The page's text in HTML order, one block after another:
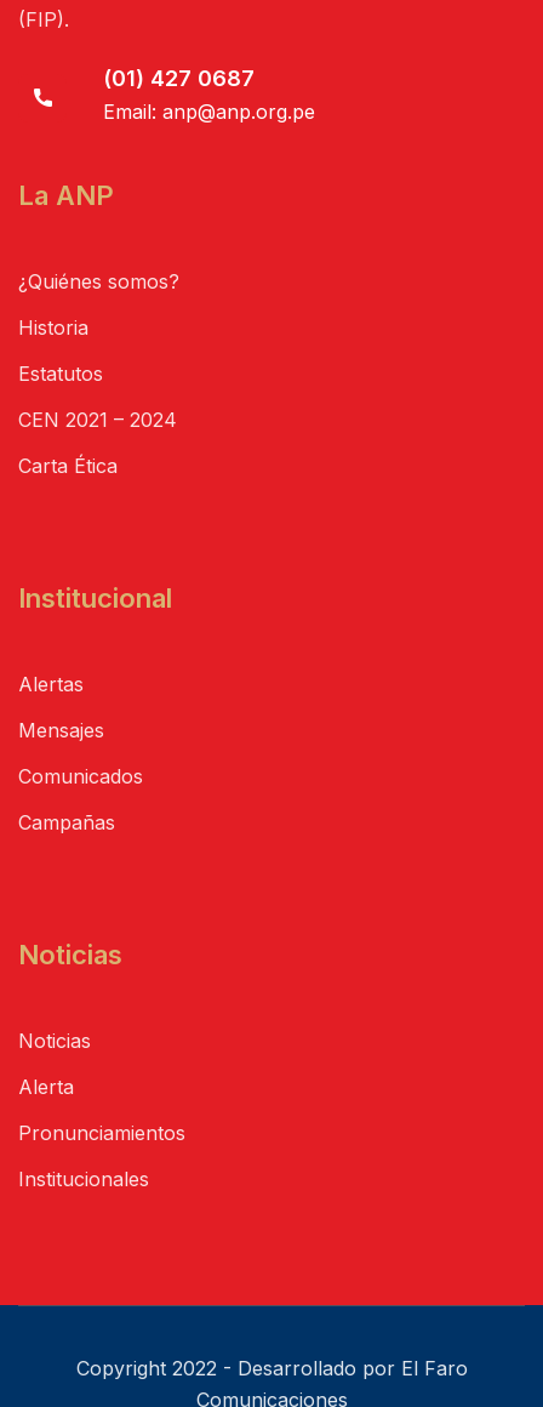
(FIP).
(01) 427 0687
Email: anp@anp.org.pe
La ANP
¿Quiénes somos?
Historia
Estatutos
CEN 2021 – 2024
Carta Ética
Institucional
Alertas
Mensajes
Comunicados
Campañas
Noticias
Noticias
Alerta
Pronunciamientos
Institucionales
Copyright 2022 - Desarrollado por El Faro
Comunicaciones